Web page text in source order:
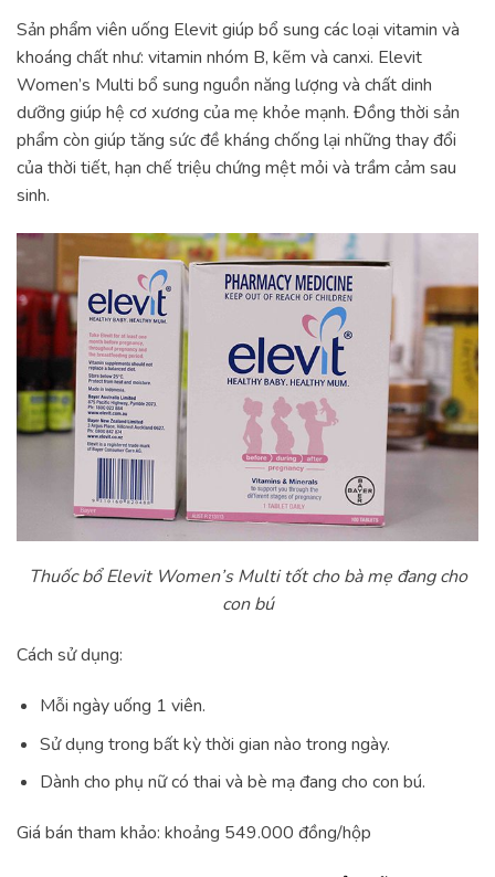
Sản phẩm viên uống Elevit giúp bổ sung các loại vitamin và
khoáng chất như: vitamin nhóm B, kẽm và canxi. Elevit
Women’s Multi bổ sung nguồn năng lượng và chất dinh
dưỡng giúp hệ cơ xương của mẹ khỏe mạnh. Đồng thời sản
phẩm còn giúp tăng sức đề kháng chống lại những thay đổi
của thời tiết, hạn chế triệu chứng mệt mỏi và trầm cảm sau
sinh.
Thuốc bổ Elevit Women’s Multi tốt cho bà mẹ đang cho
con bú
Cách sử dụng:
Mỗi ngày uống 1 viên.
Sử dụng trong bất kỳ thời gian nào trong ngày.
Dành cho phụ nữ có thai và bè mạ đang cho con bú.
Giá bán tham khảo: khoảng 549.000 đồng/hộp